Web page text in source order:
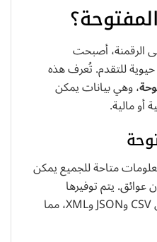
الرقمنة، أصبحت
حيوية للتقدم. تُعرف هذه
، وهي بيانات يمكن
أو مالية.
متاحة للجميع يمكن
عوائق. يتم توفيرها
بتنسيقات قابلة للقراءة آليًا مثل CSV وJSON وXML، مما